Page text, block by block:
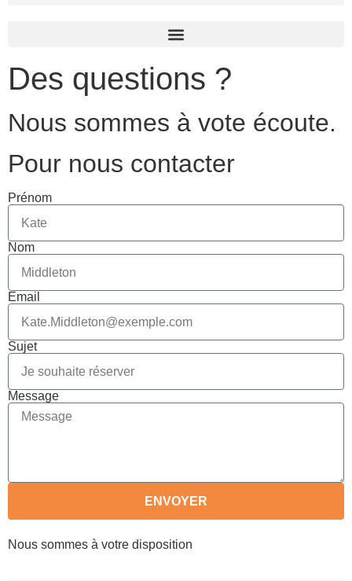
Des questions ?
Nous sommes à vote écoute.
Pour nous contacter
Prénom
Nom
Email
Sujet
Message
ENVOYER
Nous sommes à votre disposition